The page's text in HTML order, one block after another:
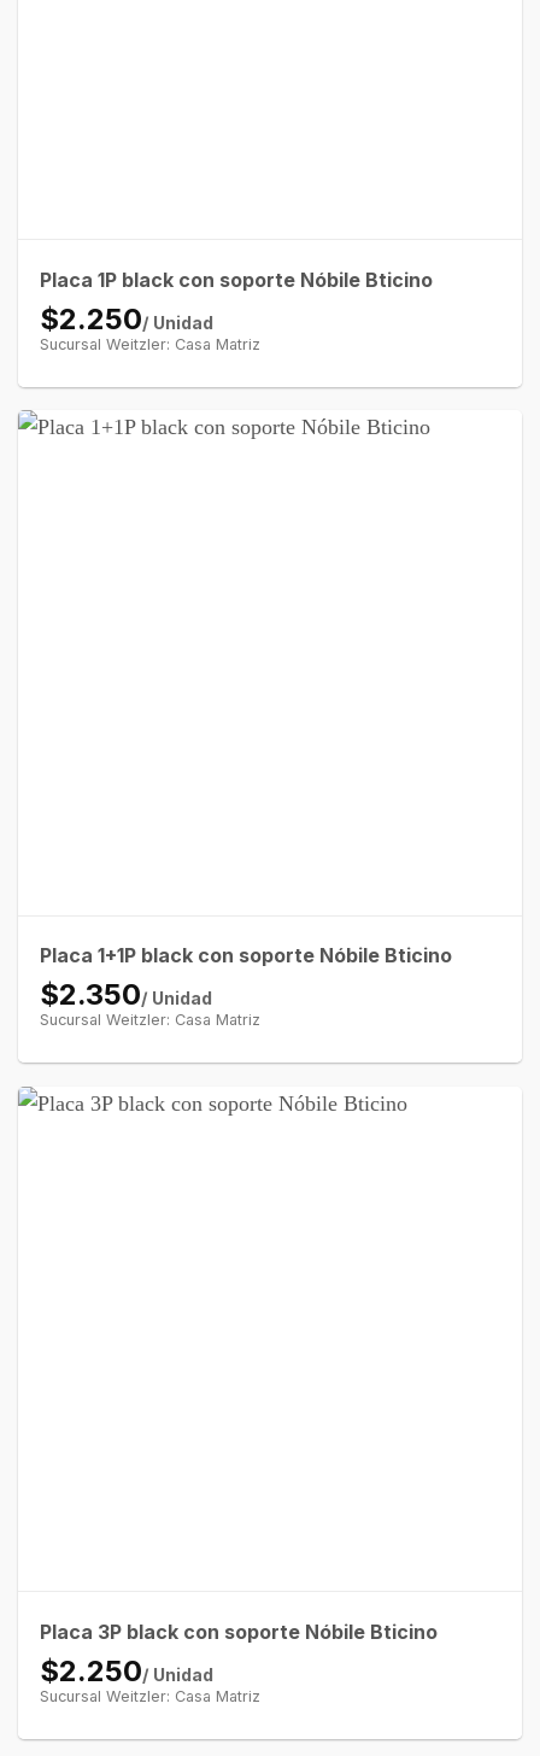
Placa 1P black con soporte Nóbile Bticino
$2.250/ Unidad
Sucursal Weitzler: Casa Matriz
Placa 1+1P black con soporte Nóbile Bticino
$2.350/ Unidad
Sucursal Weitzler: Casa Matriz
Placa 3P black con soporte Nóbile Bticino
$2.250/ Unidad
Sucursal Weitzler: Casa Matriz